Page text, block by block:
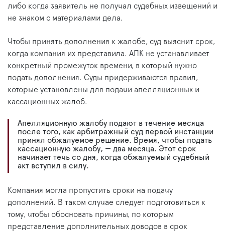
либо когда заявитель не получал судебных извещений и
не знаком с материалами дела.
Чтобы принять дополнения к жалобе, суд выяснит срок,
когда компания их представила. АПК не устанавливает
конкретный промежуток времени, в который нужно
подать дополнения. Суды придерживаются правил,
которые установлены для подачи апелляционных и
кассационных жалоб.
Апелляционную жалобу подают в течение месяца
после того, как арбитражный суд первой инстанции
принял обжалуемое решение. Время, чтобы подать
кассационную жалобу, — два месяца. Этот срок
начинает течь со дня, когда обжалуемый судебный
акт вступил в силу.
Компания могла пропустить сроки на подачу
дополнений. В таком случае следует подготовиться к
тому, чтобы обосновать причины, по которым
представление дополнительных доводов в срок